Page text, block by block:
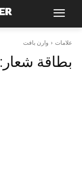
علامات وارن بافت
بطاقة شعار: